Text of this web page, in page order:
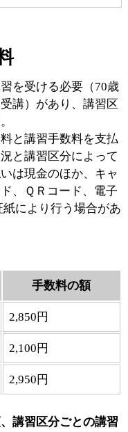
を受ける必要（70歳
講）があり、講習区
と講習手数料を支払
と講習区分によって
は現金のほか、キャ
、ＱＲコード、電子
により行う場合があ
手数料の額
2,850円
2,100円
2,950円
講習区分ごとの講習